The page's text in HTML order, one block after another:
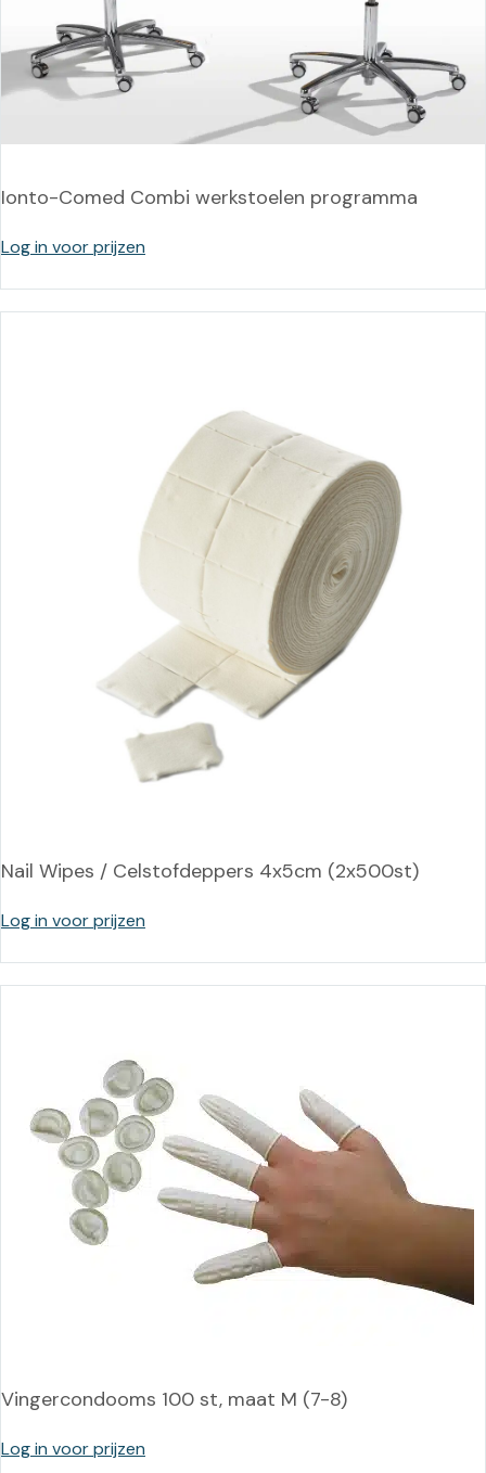
Ionto-Comed Combi werkstoelen programma
Log in voor prijzen
Nail Wipes / Celstofdeppers 4x5cm (2x500st)
Log in voor prijzen
Vingercondooms 100 st, maat M (7-8)
Log in voor prijzen